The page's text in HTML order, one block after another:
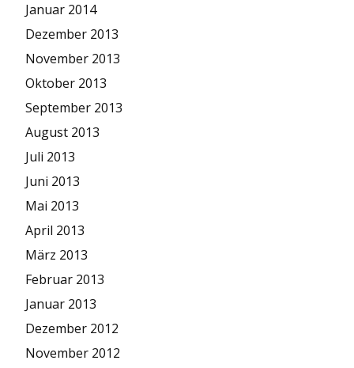
Januar 2014
Dezember 2013
November 2013
Oktober 2013
September 2013
August 2013
Juli 2013
Juni 2013
Mai 2013
April 2013
März 2013
Februar 2013
Januar 2013
Dezember 2012
November 2012